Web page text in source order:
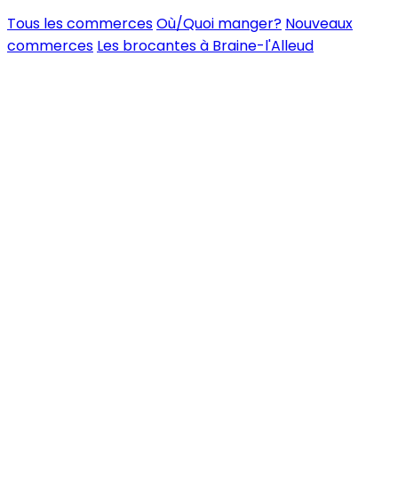
Tous les commercesOù/Quoi manger? Nouveaux
commerces Les brocantes à Braine-l'Alleud